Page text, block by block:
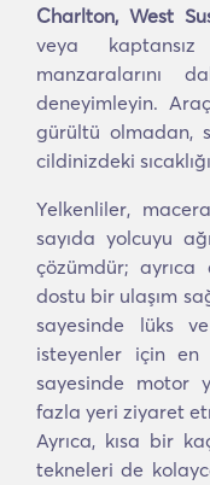
Charlton, West
veya
manzaralarını
deneyimleyin.
gürültü olmadan,
cildinizdeki
Yelkenliler,
sayıda yolcuyu
çözümdür;
dostu bir ulaşım
sayesinde lüks
isteyenler için en
sayesinde motor
fazla yeri ziyaret
Ayrıca, kısa bir
tekneleri de